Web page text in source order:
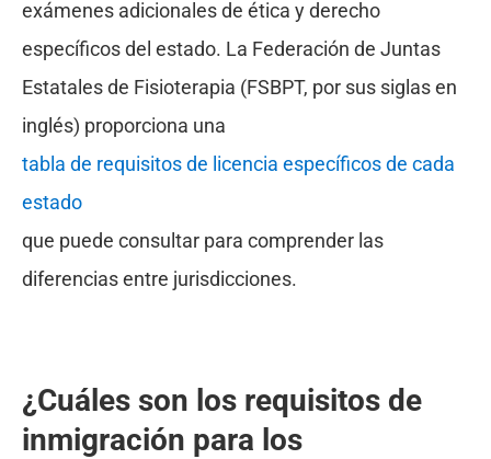
exámenes adicionales de ética y derecho
específicos del estado. La Federación de Juntas
Estatales de Fisioterapia (FSBPT, por sus siglas en
inglés) proporciona una
tabla de requisitos de licencia específicos de cada
estado
que puede consultar para comprender las
diferencias entre jurisdicciones.
¿Cuáles son los requisitos de
inmigración para los